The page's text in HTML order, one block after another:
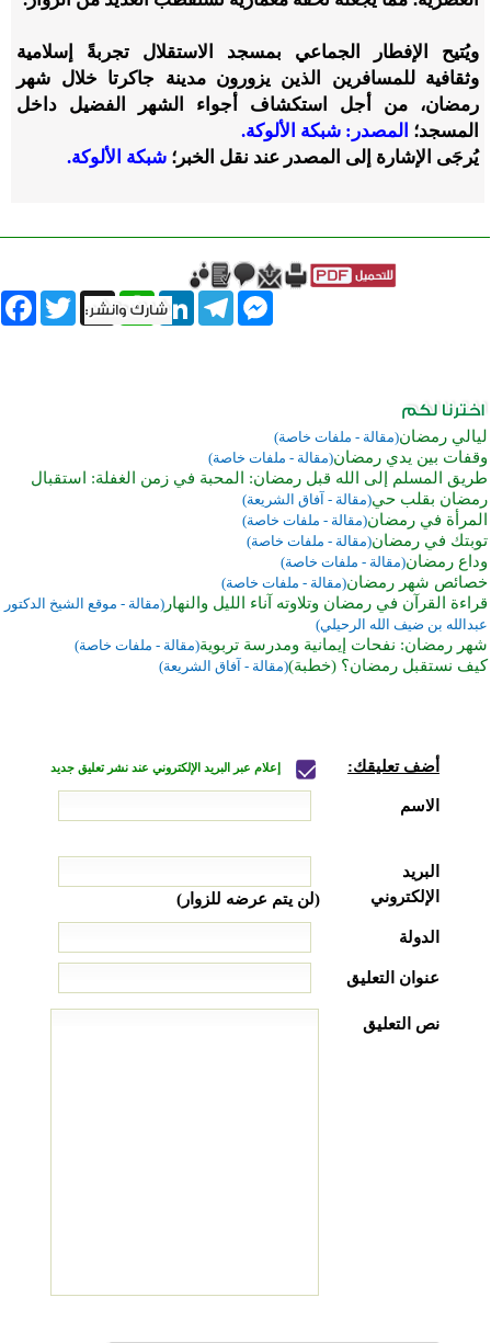
ويُتيح الإفطار الجماعي بمسجد الاستقلال تجربةً إسلامية
وثقافية للمسافرين الذين يزورون مدينة جاكرتا خلال شهر
رمضان، من أجل استكشاف أجواء الشهر الفضيل داخل
المسجد؛ المصدر: شبكة الألوكة.
يُرجَى الإشارة إلى المصدر عند نقل الخبر؛ شبكة الألوكة.
Twitter X
WhatsAppLinkedInTelegram
Messenger
ليالي رمضان(مقالة - ملفات خاصة)
وقفات بين يدي رمضان(مقالة - ملفات خاصة)
طريق المسلم إلى الله قبل رمضان: المحبة في زمن الغفلة: استقبال
رمضان بقلب حي(مقالة - آفاق الشريعة)
المرأة في رمضان(مقالة - ملفات خاصة)
توبتك في رمضان(مقالة - ملفات خاصة)
وداع رمضان(مقالة - ملفات خاصة)
خصائص شهر رمضان(مقالة - ملفات خاصة)
قراءة القرآن في رمضان وتلاوته آناء الليل والنهار (مقالة - موقع الشيخ الدكتور
عبدالله بن ضيف الله الرحيلي)
شهر رمضان: نفحات إيمانية ومدرسة تربوية(مقالة - ملفات خاصة)
كيف نستقبل رمضان؟ (خطبة)(مقالة - آفاق الشريعة)
أضف تعليقك: إعلام عبر البريد الإلكتروني عند نشر تعليق جديد
الاسم
البريد
الإلكتروني
(لن يتم عرضه للزوار)
الدولة
عنوان التعليق
نص التعليق